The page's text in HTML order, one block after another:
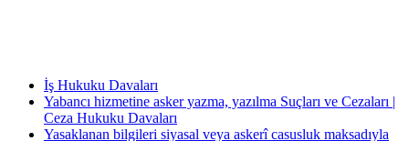
İş Hukuku Davaları
Yabancı hizmetine asker yazma, yazılma Suçları ve Cezaları |
Ceza Hukuku Davaları
Yasaklanan bilgileri siyasal veya askerî casusluk maksadıyla